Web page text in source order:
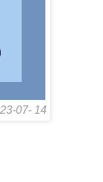
07- 14